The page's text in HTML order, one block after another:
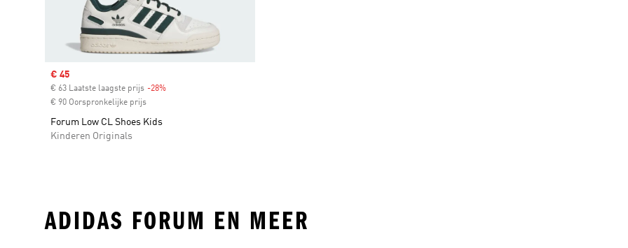
Sale price
€ 45
€ 63 Laatste laagste prijs -28%
€ 90 Oorspronkelijke prijs
Forum Low CL Shoes Kids
Kinderen Originals
ADIDAS FORUM EN MEER